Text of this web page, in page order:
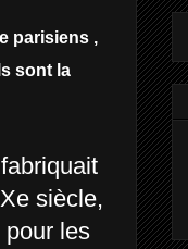
parisiens ,
sont la
siècle,
pour les